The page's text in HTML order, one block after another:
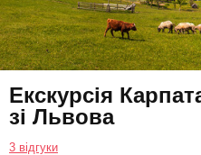
Екскурсія
зі Львова
3 відгуки